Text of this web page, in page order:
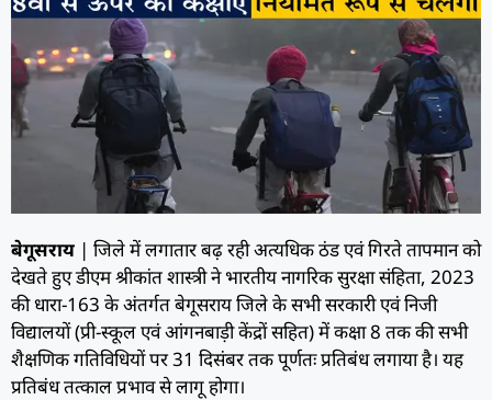
बेगूसराय | जिले में लगातार बढ़ रही अत्यधिक ठंड एवं गिरते तापमान को
देखते हुए डीएम श्रीकांत शास्त्री ने भारतीय नागरिक सुरक्षा संहिता, 2023
की धारा-163 के अंतर्गत बेगूसराय जिले के सभी सरकारी एवं निजी
विद्यालयों (प्री-स्कूल एवं आंगनबाड़ी केंद्रों सहित) में कक्षा 8 तक की सभी
शैक्षणिक गतिविधियों पर 31 दिसंबर तक पूर्णतः प्रतिबंध लगाया है। यह
प्रतिबंध तत्काल प्रभाव से लागू होगा।